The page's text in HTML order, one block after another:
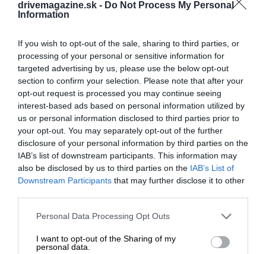
drivemagazine.sk - Do Not Process My Personal
Information
If you wish to opt-out of the sale, sharing to third parties, or
processing of your personal or sensitive information for
targeted advertising by us, please use the below opt-out
section to confirm your selection. Please note that after your
opt-out request is processed you may continue seeing
interest-based ads based on personal information utilized by
us or personal information disclosed to third parties prior to
your opt-out. You may separately opt-out of the further
disclosure of your personal information by third parties on the
IAB’s list of downstream participants. This information may
also be disclosed by us to third parties on the IAB’s List of
Downstream Participants that may further disclose it to other
Please note that this website/app uses one or more Google
not limited to your visit or usage behaviour. You may click to
grant or deny consent to Google and its third-party tags to
Personal Data Processing Opt Outs
I want to opt-out of the Sharing of my
personal data.
Kilátás a Seceda-útvonalról, Dolomitok,